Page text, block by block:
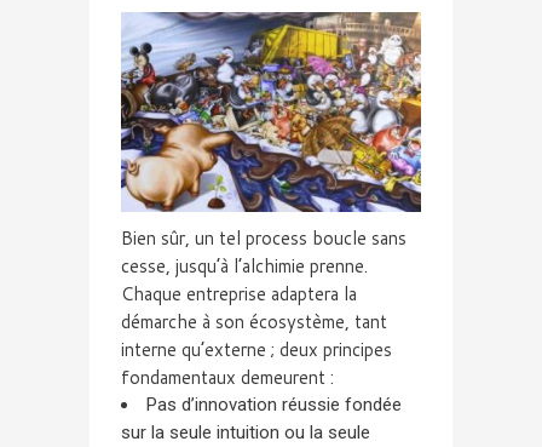
Bien sûr, un tel process boucle sans
cesse, jusqu’à l’alchimie prenne.
Chaque entreprise adaptera la
démarche à son écosystème, tant
interne qu’externe ; deux principes
fondamentaux demeurent :
Pas d’innovation réussie fondée
sur la seule intuition ou la seule